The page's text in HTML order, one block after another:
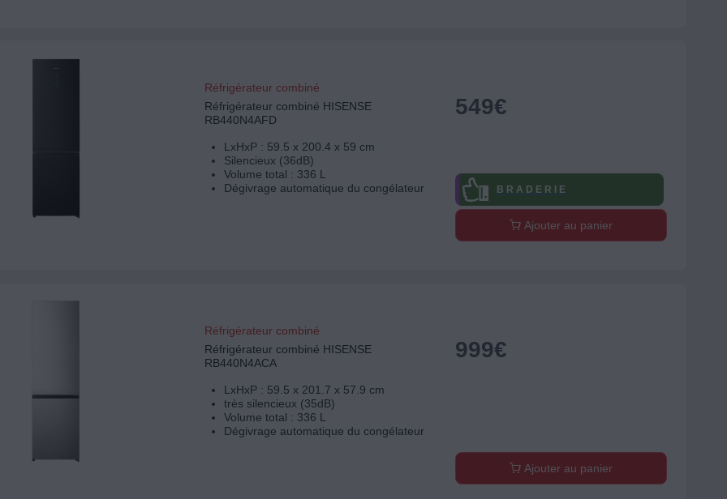
Réfrigérateur combiné
Réfrigérateur combiné HISENSE
RB440N4AFD
LxHxP : 59.5 x 200.4 x 59 cm
Silencieux (36dB)
Volume total : 336 L
Dégivrage automatique du congélateur
549€
B R A D E R I E
Ajouter au panier
Réfrigérateur combiné
Réfrigérateur combiné HISENSE
RB440N4ACA
LxHxP : 59.5 x 201.7 x 57.9 cm
très silencieux (35dB)
Volume total : 336 L
Dégivrage automatique du congélateur
999€
Ajouter au panier